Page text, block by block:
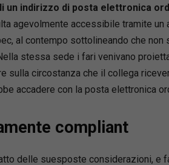
un indirizzo di posta elettronica
agevolmente accessibile tramite un
al contempo sottolineando che non
stessa sede i fari venivano
sulla circostanza che il collega
accadere con la posta elettronica
compliant
delle suesposte considerazioni, e